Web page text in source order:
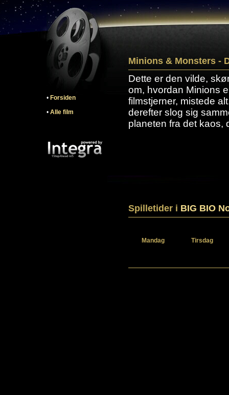
• Forsiden
• Alle film
Minions & Monsters -
Dette er den vilde,
om, hvordan Minions
filmstjerner, mistede
derefter slog sig
planeten fra det kaos,
Spilletider i BIG BIO
Mandag Tirsdag